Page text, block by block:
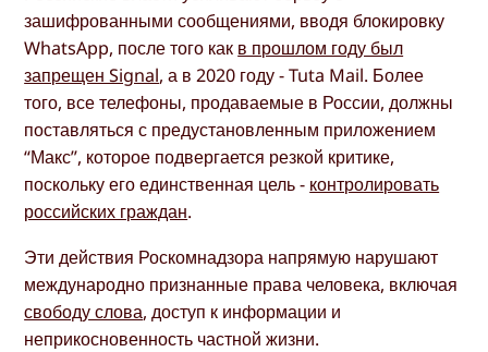
зашифрованными сообщениями, вводя блокировку
WhatsApp, после того как в прошлом году был
запрещен Signal, а в 2020 году - Tuta Mail. Более
того, все телефоны, продаваемые в России, должны
поставляться с предустановленным приложением
“Макс”, которое подвергается резкой критике,
поскольку его единственная цель - контролировать
российских граждан.
Эти действия Роскомнадзора напрямую нарушают
международно признанные права человека, включая
свободу слова, доступ к информации и
неприкосновенность частной жизни.